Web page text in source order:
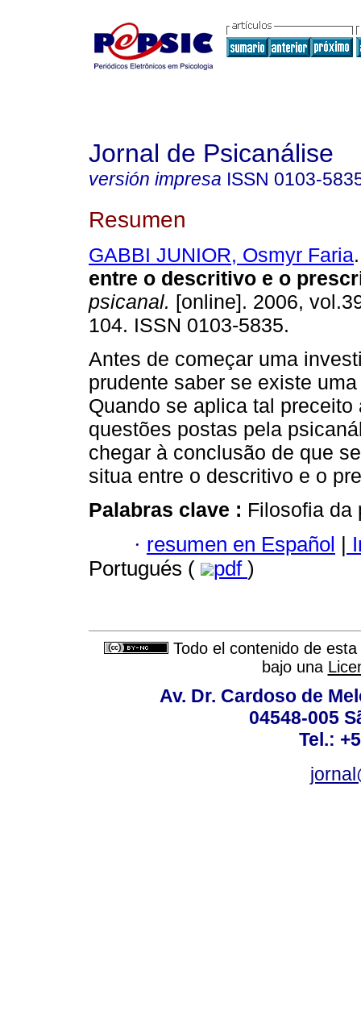
Jornal de Psicanálise
versión impresa ISSN 0103-
Resumen
GABBI JUNIOR, Osmyr Faria.
entre o descritivo e o
psicanal. [online]. 2006,
104. ISSN 0103-5835.
Antes de começar uma
prudente saber se existe
Quando se aplica tal preceito
questões postas pela
chegar à conclusão de que
situa entre o descritivo e o
Palabras clave : Filosofia da
· resumen en Español |
Portugués (
pdf )
Todo el contenido de
bajo una
Av. Dr. Cardoso de
04548-005
Tel.: